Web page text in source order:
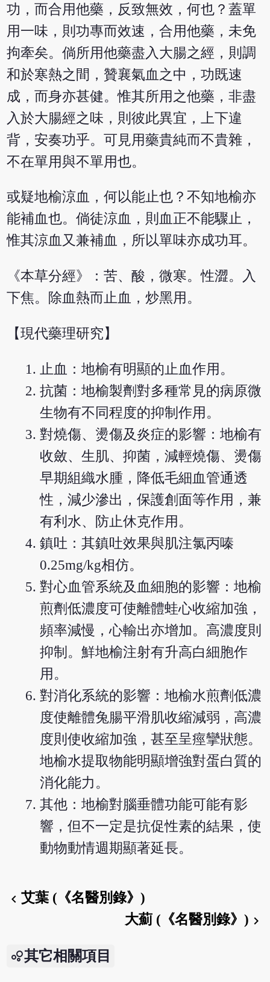
功，而合用他藥，反致無效，何也？蓋單
用一味，則功專而效速，合用他藥，未免
拘牽矣。倘所用他藥盡入大腸之經，則調
和於寒熱之間，贊襄氣血之中，功既速
成，而身亦甚健。惟其所用之他藥，非盡
入於大腸經之味，則彼此異宜，上下違
背，安奏功乎。可見用藥貴純而不貴雜，
不在單用與不單用也。
或疑地榆涼血，何以能止也？不知地榆亦
能補血也。倘徒涼血，則血正不能驟止，
惟其涼血又兼補血，所以單味亦成功耳。
《本草分經》：苦、酸，微寒。性澀。入
下焦。除血熱而止血，炒黑用。
【現代藥理研究】
止血：地榆有明顯的止血作用。
抗菌：地榆製劑對多種常見的病原微
生物有不同程度的抑制作用。
對燒傷、燙傷及炎症的影響：地榆有
收斂、生肌、抑菌，減輕燒傷、燙傷
早期組織水腫，降低毛細血管通透
性，減少滲出，保護創面等作用，兼
有利水、防止休克作用。
鎮吐：其鎮吐效果與肌注氯丙嗪
0.25mg/kg相仿。
對心血管系統及血細胞的影響：地榆
煎劑低濃度可使離體蛙心收縮加強，
頻率減慢，心輸出亦增加。高濃度則
抑制。鮮地榆注射有升高白細胞作
用。
對消化系統的影響：地榆水煎劑低濃
度使離體兔腸平滑肌收縮減弱，高濃
度則使收縮加強，甚至呈痙攣狀態。
地榆水提取物能明顯增強對蛋白質的
消化能力。
其他：地榆對腦垂體功能可能有影
響，但不一定是抗促性素的結果，使
動物動情週期顯著延長。
chevron_left艾葉 (《名醫別錄》)
大薊 (《名醫別錄》) chevron_right
其它相關項目